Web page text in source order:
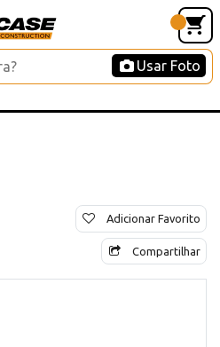
Usar Foto
Adicionar Favorito
Compartilhar